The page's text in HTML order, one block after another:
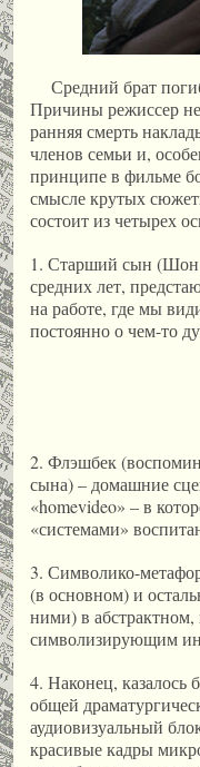
Средний брат
Причины режиссер
ранняя смерть
членов семьи и,
принципе в фильме
смысле крутых
состоит из четырех
1. Старший сын
средних лет,
на работе, где мы
постоянно о чем-то
2. Флэшбек
сына) – домашние
«homevideo» – в
«системами»
3. Символико-
(в основном) и
ними) в абстрактном,
символизирующим
4. Наконец, казалось
общей
аудиовизуальный
красивые кадры